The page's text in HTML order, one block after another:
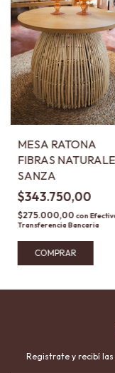
MESA RATONA
FIBRAS
SANZA
$343.750,00
$275.000,00 con
Transferencia Bancaria
Registrate y recibí